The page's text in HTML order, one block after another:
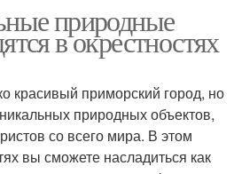
природные
в окрестностях
красивый приморский город, но
природных объектов,
со всего мира. В этом
вы сможете насладиться как